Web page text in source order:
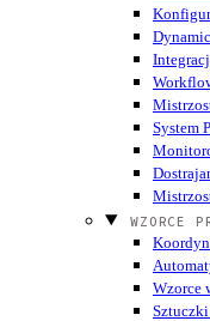
System
WZORCE
Wzorce